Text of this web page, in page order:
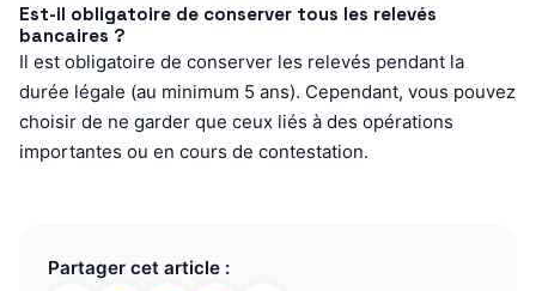
Est-il obligatoire de conserver tous les relevés
bancaires ?
Il est obligatoire de conserver les relevés pendant la
durée légale (au minimum 5 ans). Cependant, vous pouvez
choisir de ne garder que ceux liés à des opérations
importantes ou en cours de contestation.
Partager cet article :